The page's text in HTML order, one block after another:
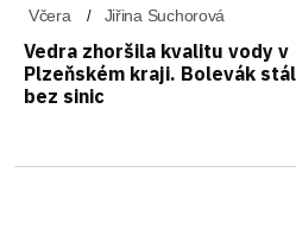
Včera Jiřina Suchorová
Vedra zhoršila kvalitu vody v
Plzeňském kraji. Bolevák
bez sinic